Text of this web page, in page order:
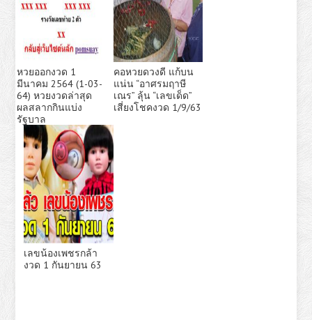
หวยออกงวด 1
มีนาคม 2564 (1-03-
64) หวยงวดล่าสุด
ผลสลากกินแบ่ง
รัฐบาล
คอหวยดวงดี แก้บน
แน่น “อาศรมฤาษี
เณร” ลุ้น “เลขเด็ด”
เสี่ยงโชคงวด 1/9/63
เลขน้องเพชรกล้า
งวด 1 กันยายน 63